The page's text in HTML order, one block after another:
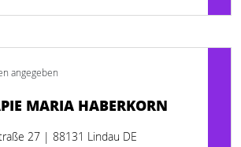
angegeben
MARIA HABERKORN
27 | 88131 Lindau DE